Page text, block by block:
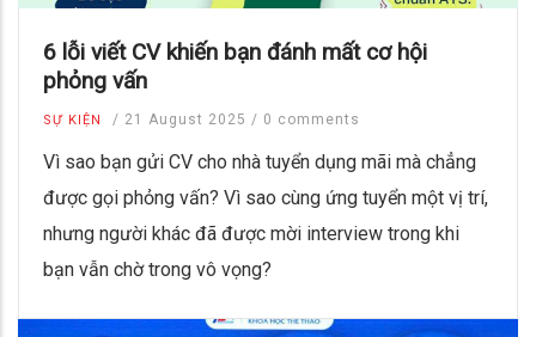
6 lỗi viết CV khiến bạn đánh mất cơ hội
phỏng vấn
SỰ KIỆN / 21 August 2025 / 0 comments
Vì sao bạn gửi CV cho nhà tuyển dụng mãi mà chẳng
được gọi phỏng vấn? Vì sao cùng ứng tuyển một vị trí,
nhưng người khác đã được mời interview trong khi
bạn vẫn chờ trong vô vọng?